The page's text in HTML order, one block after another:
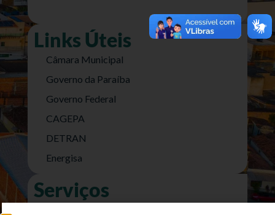
Links Úteis
Câmara Municipal
Governo da Paraíba
Governo Federal
CAGEPA
DETRAN
Energisa
Serviços